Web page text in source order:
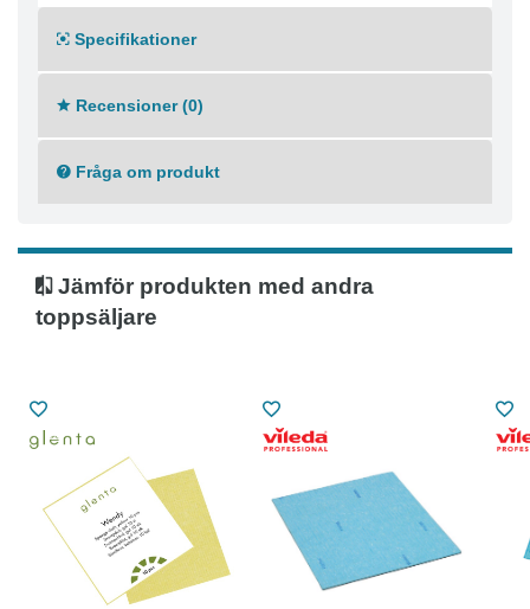
Specifikationer
Recensioner (0)
Fråga om produkt
Jämför produkten med andra
toppsäljare